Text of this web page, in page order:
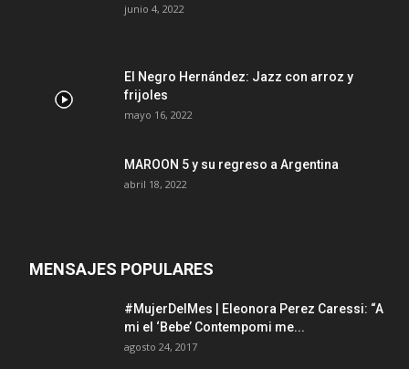
junio 4, 2022
El Negro Hernández: Jazz con arroz y
frijoles
mayo 16, 2022
MAROON 5 y su regreso a Argentina
abril 18, 2022
MENSAJES POPULARES
#MujerDelMes | Eleonora Perez Caressi: “A
mi el ‘Bebe’ Contempomi me...
agosto 24, 2017